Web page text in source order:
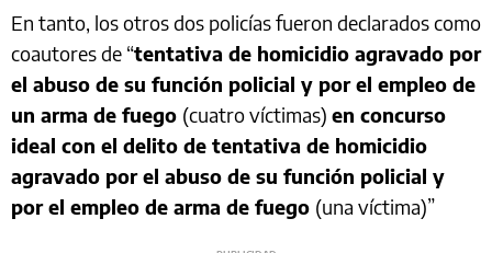
En tanto, los otros dos policías fueron declarados como
coautores de “tentativa de homicidio agravado por
el abuso de su función policial y por el empleo de
un arma de fuego (cuatro víctimas) en concurso
ideal con el delito de tentativa de homicidio
agravado por el abuso de su función policial y
por el empleo de arma de fuego (una víctima)”